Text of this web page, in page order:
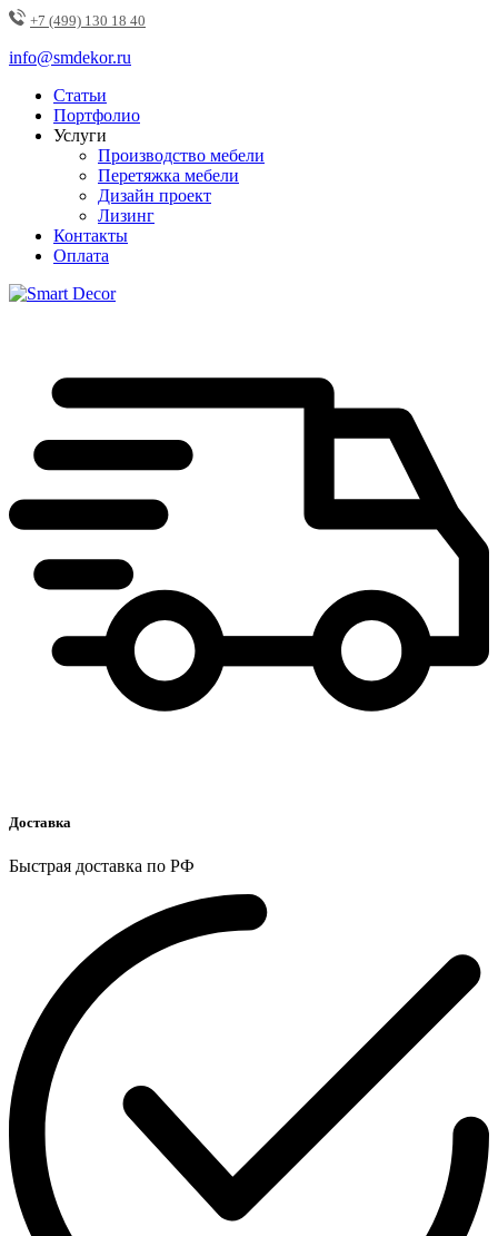
+7 (499) 130 18 40
info@smdekor.ru
Статьи
Портфолио
Услуги
Производство мебели
Перетяжка мебели
Дизайн проект
Лизинг
Контакты
Оплата
Доставка
Быстрая доставка по РФ